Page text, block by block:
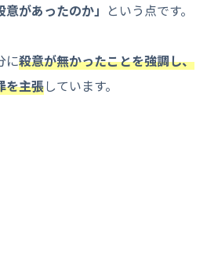
があったのか」 という点です。
に殺意が無かったことを強調し、
を主張しています。